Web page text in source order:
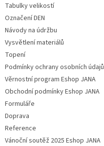
Tabulky velikostí
Označení DEN
Návody na údržbu
Vysvětlení materiálů
Topení
Podmínky ochrany osobních údajů
Věrnostní program Eshop JANA
Obchodní podmínky Eshop JANA
Formuláře
Doprava
Reference
Vánoční soutěž 2025 Eshop JANA